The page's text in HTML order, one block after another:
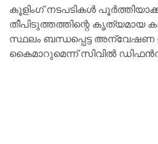
കൂളിംഗ് നടപടികൾ
തീപിടുത്തത്തിന്റെ കൃത്യമായ
സ്ഥലം ബന്ധപ്പെട്ട
കൈമാറുമെന്ന് സിവിൽ